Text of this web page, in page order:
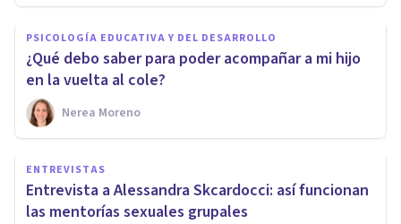
PSICOLOGÍA EDUCATIVA Y DEL DESARROLLO
¿Qué debo saber para poder acompañar a mi hijo
en la vuelta al cole?
Nerea Moreno
ENTREVISTAS
Entrevista a Alessandra Skcardocci: así funcionan
las mentorías sexuales grupales